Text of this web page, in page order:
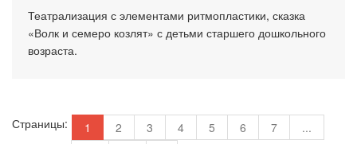
Театрализация с элементами ритмопластики, сказка
«Волк и семеро козлят» с детьми старшего дошкольного
возраста.
Страницы: 1 2 3 4 5 6 7
...